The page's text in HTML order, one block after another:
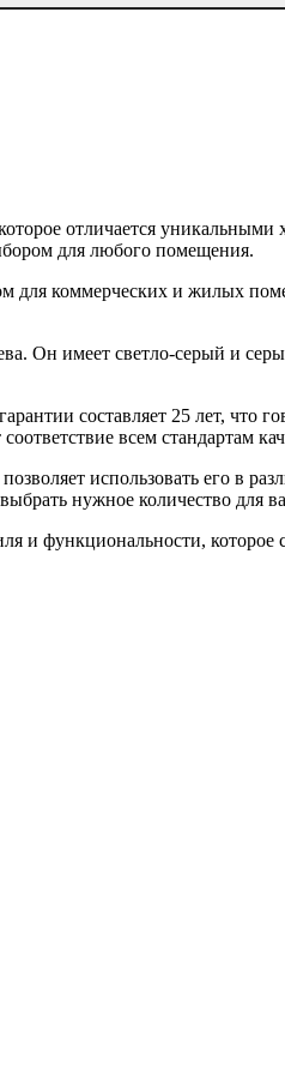
отличается уникальными
для любого помещения.
для коммерческих и жилых
Он имеет светло-серый и
составляет 25 лет, что
всем стандартам
использовать его в
нужное количество для
и функциональности, которое